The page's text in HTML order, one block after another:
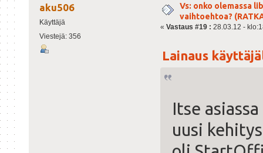
aku506
Käyttäjä
Viestejä: 356
Vs: onko olemassa
vaihtoehtoa?
« Vastaus #19 : 28.03.12 -
Lainaus
Itse
uusi